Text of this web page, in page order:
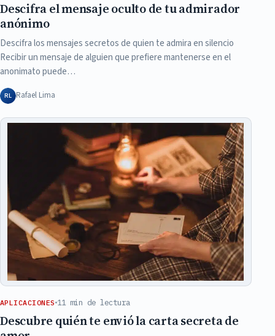
Descifra el mensaje oculto de tu admirador
anónimo
Descifra los mensajes secretos de quien te admira en silencio
Recibir un mensaje de alguien que prefiere mantenerse en el
anonimato puede…
RL Rafael Lima
APLICACIONES 11 min de lectura
Descubre quién te envió la carta secreta de